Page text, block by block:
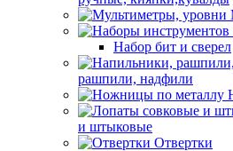
Набор бит и сверел
рашпили, надфили
и штыковые
Отвертки